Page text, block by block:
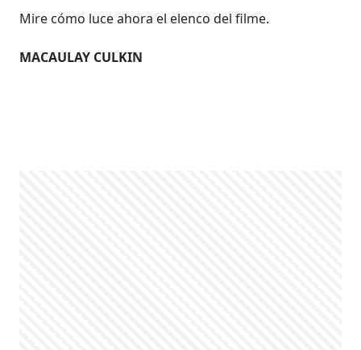
Mire cómo luce ahora el elenco del filme.
MACAULAY CULKIN